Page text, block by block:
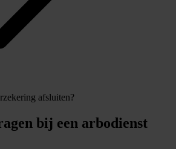
afsluiten?
bij een arbodienst